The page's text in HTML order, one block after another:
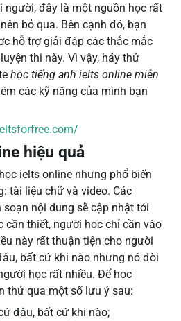
người, đây là một nguồn học rất
bỏ qua. Bên cạnh đó, bạn
hỗ trợ giải đáp các thắc mắc
thi này. Vì vậy, hãy thử
học tiếng anh ielts online miễn
các kỹ năng của mình bạn
hiệu quả
ielts online nhưng phổ biến
tài liệu chữ và video. Các
nội dung sẽ cập nhật tới
cần thiết, người học chỉ cần vào
này rất thuận tiện cho người
bất cứ khi nào nhưng nó đòi
học rất nhiều. Để học
thử qua một số lưu ý sau:
đâu, bất cứ khi nào;